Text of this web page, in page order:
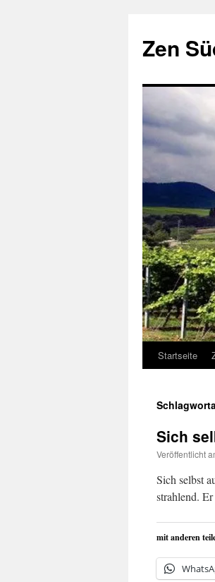
springen
Zen
Startseite
Sich
Veröffentlicht
Sich selbst
strahlend.
mit anderen